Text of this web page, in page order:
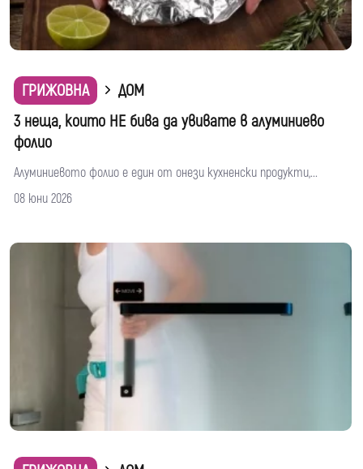
ГРИЖОВНА
ДОМ
3 неща, които НЕ бива да увивате в алуминиево
фолио
Алуминиевото фолио е един от онези кухненски продукти,...
08 юни 2026